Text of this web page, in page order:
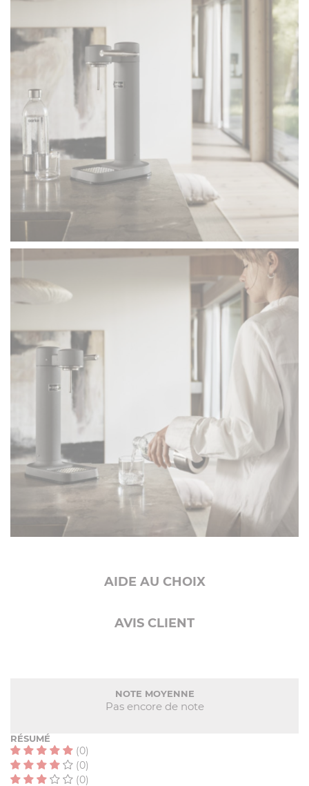
AIDE AU CHOIX
AVIS CLIENT
NOTE MOYENNE
Pas encore de note
RÉSUMÉ
(0)
(0)
(0)